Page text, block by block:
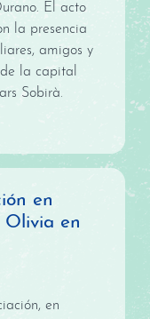
El acto
la presencia
amigos y
la capital
Sobirà.
en
Olivia en
en